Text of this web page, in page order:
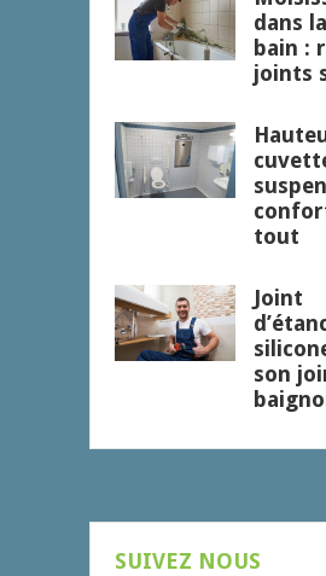
dans
bain :
joints
tout
Joint
son
SUIVEZ NOUS